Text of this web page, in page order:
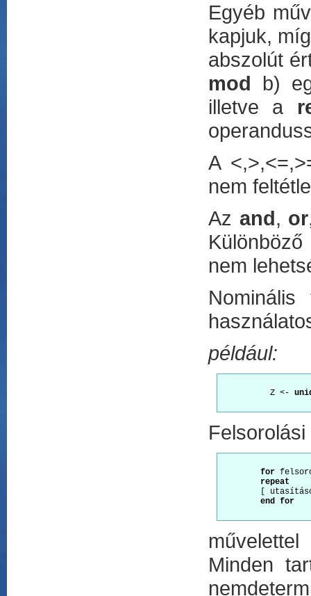
Egyéb
kapjuk,
abszolút
mod b)
illetve a
A
nem
Az and, or
nem
például:
          Z <-
for
repeat
[
end for
Minden